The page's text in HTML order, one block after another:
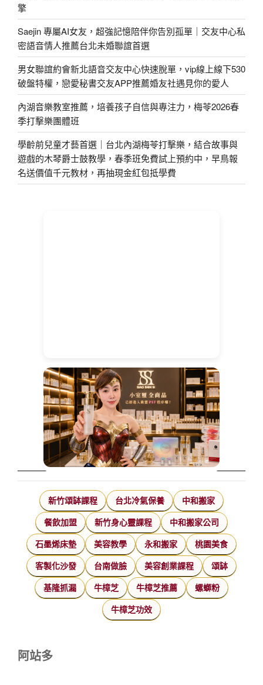
擎
Saejin 專屬AI女友，超強記憶陪伴你告別孤單｜交友中心私
密語音情人推薦台北未婚聯誼首選
男女聯誼約會新北語音交友中心快速脫單，vip線上線下530
破盤特權，戀愛秘書交友APP推薦婚友社遇見你的愛人
內湖音樂教室推薦，培養孩子自信與專注力，梅苓2026春
季打擊樂團體班
學齡前兒童才藝首選｜台北內湖梅苓打擊樂，結合故事與
遊戲的木琴爵士鼓教學，春季班免費試上預約中，早鳥報
名送價值千元教材，再抽現金紅包抵學費
新竹頌缽課程 台北冷氣保養 中和搬家
餐飲加盟 新竹身心靈課程 中和搬家公司
石墨烯床墊 美容教學 永和搬家 桃園美食
客製化沙發 台南做臉 美容創業課程 頌缽
基隆抓漏 牛樟芝 牛樟芝推薦 螺螄粉
牛樟芝功效
阿站多